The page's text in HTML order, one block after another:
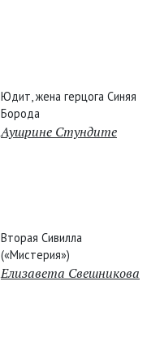
Юдит, жена герцога Синяя
Борода
Аушрине Стундите
Вторая Сивилла
(«Мистерия»)
Елизавета Свешникова